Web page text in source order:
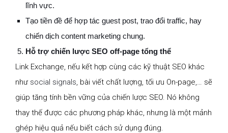
lĩnh vực.
Tạo tiền đề để hợp tác guest post, trao đổi traffic, hay
chiến dịch content marketing chung.
Hỗ trợ chiến lược SEO off-page tổng thể
Link Exchange, nếu kết hợp cùng các kỹ thuật SEO khác
như social signals, bài viết chất lượng, tối ưu On-page,… sẽ
giúp tăng tính bền vững của chiến lược SEO. Nó không
thay thế được các phương pháp khác, nhưng là một mảnh
ghép hiệu quả nếu biết cách sử dụng đúng.